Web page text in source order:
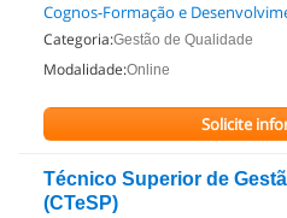
Cognos-Formação e
Categoria:Gestão de Qualidade
Modalidade:Online
Solicite
Técnico Superior de
(CTeSP)